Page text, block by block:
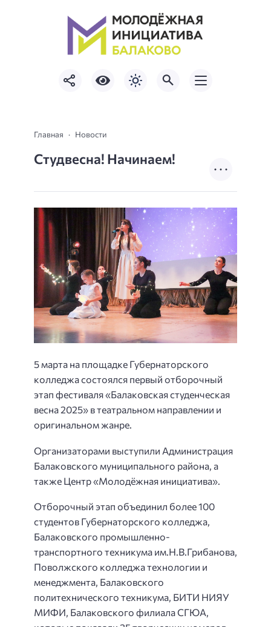
Главная Новости
Студвесна! Начинаем!
5 марта на площадке Губернаторского
колледжа состоялся первый отборочный
этап фестиваля «Балаковская студенческая
весна 2025» в театральном направлении и
оригинальном жанре.
Организаторами выступили Администрация
Балаковского муниципального района, а
также Центр «Молодёжная инициатива».
Отборочный этап объединил более 100
студентов Губернаторского колледжа,
Балаковского промышленно-
транспортного техникума им.Н.В.Грибанова,
Поволжского колледжа технологии и
менеджмента, Балаковского
политехнического техникума, БИТИ НИЯУ
МИФИ, Балаковского филиала СГЮА,